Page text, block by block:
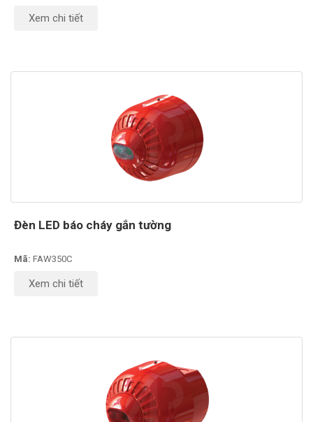
Xem chi tiết
Đèn LED báo cháy gắn tường
Mã: FAW350C
Xem chi tiết